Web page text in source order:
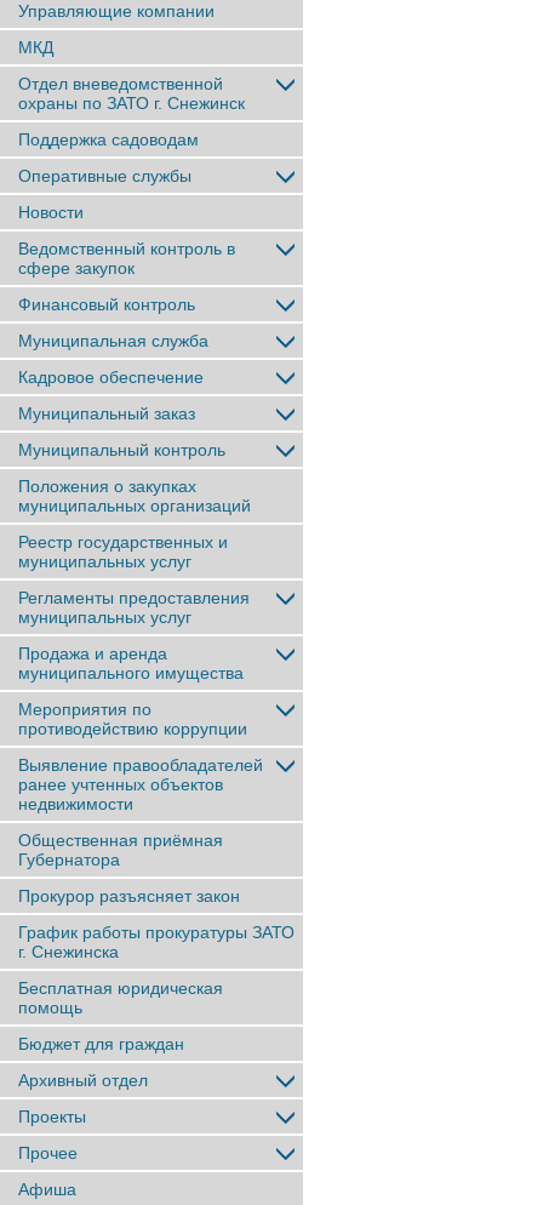
Управляющие компании
МКД
Отдел вневедомственной
охраны по ЗАТО г. Снежинск
Поддержка садоводам
Оперативные службы
Новости
Ведомственный контроль в
сфере закупок
Финансовый контроль
Муниципальная служба
Кадровое обеспечение
Муниципальный заказ
Муниципальный контроль
Положения о закупках
муниципальных организаций
Реестр государственных и
муниципальных услуг
Регламенты предоставления
муниципальных услуг
Продажа и аренда
муниципального имущества
Мероприятия по
противодействию коррупции
Выявление правообладателей
ранее учтенныx объектов
недвижимости
Общественная приёмная
Губернатора
Прокурор разъясняет закон
График работы прокуратуры ЗАТО
г. Снежинска
Бесплатная юридическая
помощь
Бюджет для граждан
Архивный отдел
Проекты
Прочее
Афиша